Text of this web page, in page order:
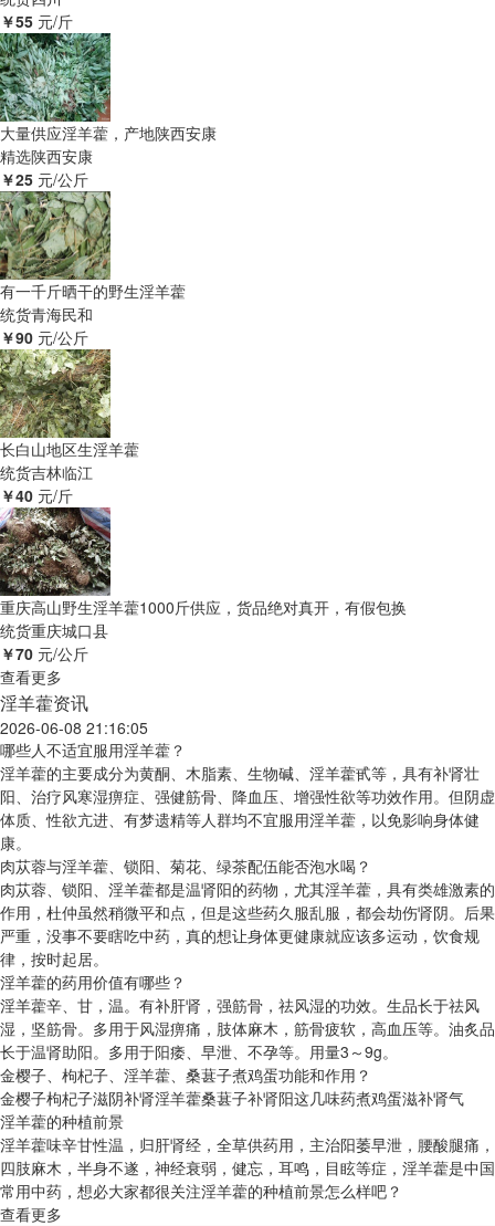
￥55 元/斤
大量供应淫羊藿，产地陕西安康
精选陕西安康
￥25 元/公斤
有一千斤晒干的野生淫羊藿
统货青海民和
￥90 元/公斤
长白山地区生淫羊藿
统货吉林临江
￥40 元/斤
重庆高山野生淫羊藿1000斤供应，货品绝对真开，有假包换
统货重庆城口县
￥70 元/公斤
查看更多
淫羊藿资讯
2026-06-08 21:16:05
哪些人不适宜服用淫羊藿？
淫羊藿的主要成分为黄酮、木脂素、生物碱、淫羊藿甙等，具有补肾壮
阳、治疗风寒湿痹症、强健筋骨、降血压、增强性欲等功效作用。但阴虚
体质、性欲亢进、有梦遗精等人群均不宜服用淫羊藿，以免影响身体健
康。
肉苁蓉与淫羊藿、锁阳、菊花、绿茶配伍能否泡水喝？
肉苁蓉、锁阳、淫羊藿都是温肾阳的药物，尤其淫羊藿，具有类雄激素的
作用，杜仲虽然稍微平和点，但是这些药久服乱服，都会劫伤肾阴。后果
严重，没事不要瞎吃中药，真的想让身体更健康就应该多运动，饮食规
律，按时起居。
淫羊藿的药用价值有哪些？
淫羊藿辛、甘，温。有补肝肾，强筋骨，祛风湿的功效。生品长于祛风
湿，坚筋骨。多用于风湿痹痛，肢体麻木，筋骨疲软，高血压等。油炙品
长于温肾助阳。多用于阳痿、早泄、不孕等。用量3～9g。
金樱子、枸杞子、淫羊藿、桑葚子煮鸡蛋功能和作用？
金樱子枸杞子滋阴补肾淫羊藿桑葚子补肾阳这几味药煮鸡蛋滋补肾气
淫羊藿的种植前景
淫羊藿味辛甘性温，归肝肾经，全草供药用，主治阳萎早泄，腰酸腿痛，
四肢麻木，半身不遂，神经衰弱，健忘，耳鸣，目眩等症，淫羊藿是中国
常用中药，想必大家都很关注淫羊藿的种植前景怎么样吧？
查看更多